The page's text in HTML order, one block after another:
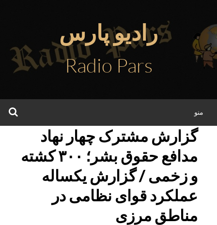
محتوا
رادیو پارس
Radio Pars
منو
گزارش مشترک چهار نهاد
مدافع حقوق بشر؛ ۳۰۰ کشته
و زخمی / گزارش یکساله
عملکرد قوای نظامی در
مناطق مرزی